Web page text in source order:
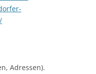
Adressen).